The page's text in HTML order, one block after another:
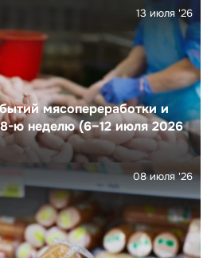
мясопереработки и
ю неделю (6–12 июля 2026
13 июля '26
08 июля '26